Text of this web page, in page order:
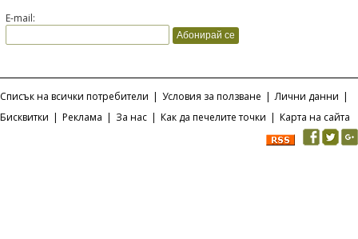
E-mail:
Списък на всички потребители | Условия за ползване | Лични данни |
Бисквитки | Реклама | За нас | Как да печелите точки | Карта на сайта